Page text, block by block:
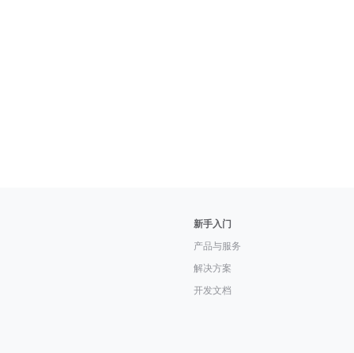
新手入门
产品与服务
解决方案
开发文档